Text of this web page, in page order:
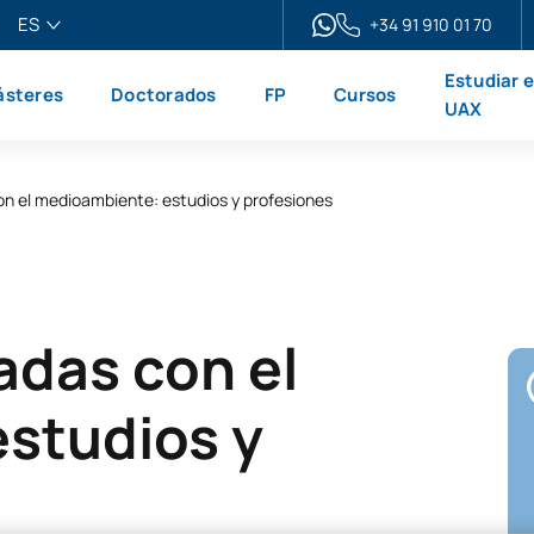
ES
+34 91 910 01 70
Doctorados FP Cursos
Estudiar
UAX
el medioambiente: estudios y profesiones
con el
y